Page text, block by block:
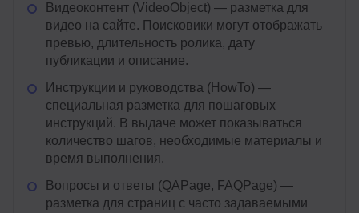
Видеоконтент (VideoObject) — разметка для
видео на сайте. Поисковики могут отображать
превью, длительность ролика, дату
публикации и описание.
Инструкции и руководства (HowTo) —
специальная разметка для пошаговых
инструкций. В выдаче может показываться
количество шагов, необходимые материалы и
время выполнения.
Вопросы и ответы (QAPage, FAQPage) —
разметка для страниц с часто задаваемыми